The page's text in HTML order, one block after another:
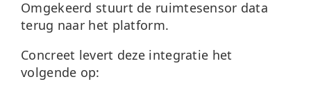
Omgekeerd stuurt de ruimtesensor data
terug naar het platform.
Concreet levert deze integratie het
volgende op: